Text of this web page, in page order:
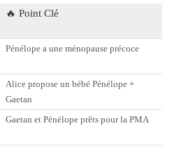
🔥 Point Clé
Pénélope a une ménopause précoce
Alice propose un bébé Pénélope +
Gaetan
Gaetan et Pénélope prêts pour la PMA